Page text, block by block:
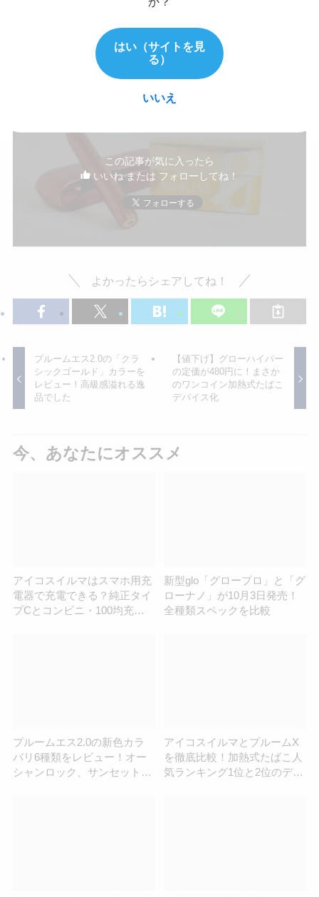
オレンジメンソール
ニコチンフリー
この記事が気に入ったら
いいね または フォローしてね！
よかったらシェアしてね！
プルームエス2.0の「クラ
シックゴールド」カラーを
レビュー！高級感溢れる逸
品でした
【値下げ】グローハイパー
の定価が480円に！まさか
のワンコイン加熱式たばこ
デバイス化
今、あなたにオススメ
アイコスイルマはスマホ用充
電器で充電できる？純正タイ
プCとコンビニ・100均充電
新型glo「グロープロ」と「グ
ローナノ」が10月3日発売！
全種類スペックを比較
プルームエス2.0の新色カラ
バリ6種類をレビュー！オー
シャンロック、サンセットア
アイコスイルマとプルームX
を徹底比較！加熱式たばこ人
気ランキング1位と2位のデバ
はい（サイトを見
る）
いいえ